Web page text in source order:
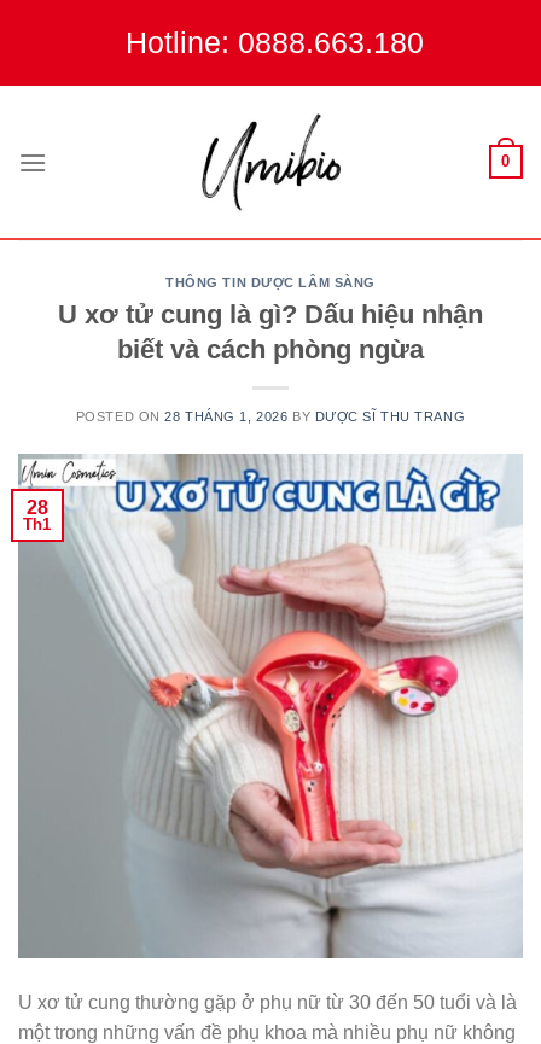
Hotline: 0888.663.180
0
THÔNG TIN DƯỢC LÂM SÀNG
U xơ tử cung là gì? Dấu hiệu nhận
biết và cách phòng ngừa
POSTED ON28 THÁNG 1, 2026 BY DƯỢC SĨ THU TRANG
28
Th1
U xơ tử cung thường gặp ở phụ nữ từ 30 đến 50 tuổi và là
một trong những vấn đề phụ khoa mà nhiều phụ nữ không